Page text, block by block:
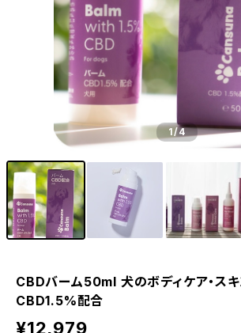
1/4
CBDバーム50ml 犬のボディケア・ス
CBD1.5%配合
¥12,979